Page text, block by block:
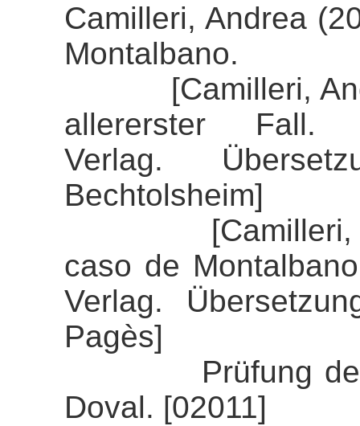
Camilleri, Andrea
Montalbano.
[Camilleri,
allererster Fall.
Verlag.
Bechtolsheim]
[Camilleri,
caso de
Verlag.
Pagès]
Prüfung der
Doval. [02011]